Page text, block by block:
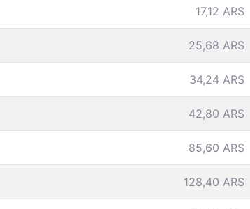
17,12 ARS
25,68 ARS
34,24 ARS
42,80 ARS
85,60 ARS
128,40 ARS